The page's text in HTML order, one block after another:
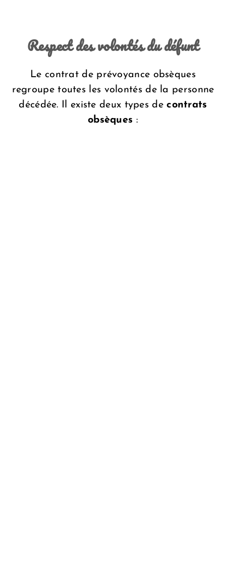
Respect des volontés du défunt
Le contrat de prévoyance obsèques
regroupe toutes les volontés de la personne
décédée. Il existe deux types decontrats
obsèques :